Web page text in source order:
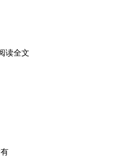
读全文